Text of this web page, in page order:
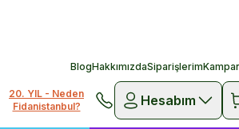
BlogHakkımızdaSiparişlerim
20. YIL - Neden
Fidanistanbul?
Hesabım